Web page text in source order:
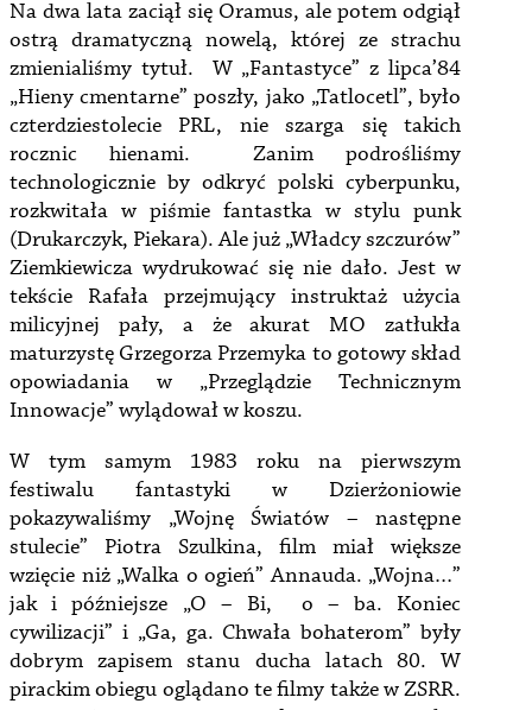
Na dwa lata zaciął się Oramus, ale potem odgiął
ostrą dramatyczną nowelą, której ze strachu
zmienialiśmy tytuł. W „Fantastyce” z lipca’84
„Hieny cmentarne” poszły, jako „Tatlocetl”, było
czterdziestolecie PRL, nie szarga się takich
rocznic hienami. Zanim podrośliśmy
technologicznie by odkryć polski cyberpunku,
rozkwitała w piśmie fantastka w stylu punk
(Drukarczyk, Piekara). Ale już „Władcy szczurów”
Ziemkiewicza wydrukować się nie dało. Jest w
tekście Rafała przejmujący instruktaż użycia
milicyjnej pały, a że akurat MO zatłukła
maturzystę Grzegorza Przemyka to gotowy skład
opowiadania w „Przeglądzie Technicznym
Innowacje” wylądował w koszu.
W tym samym 1983 roku na pierwszym
festiwalu fantastyki w Dzierżoniowie
pokazywaliśmy „Wojnę Światów – następne
stulecie” Piotra Szulkina, film miał większe
wzięcie niż „Walka o ogień” Annauda. „Wojna…”
jak i późniejsze „O – Bi, o – ba. Koniec
cywilizacji” i „Ga, ga. Chwała bohaterom” były
dobrym zapisem stanu ducha latach 80. W
pirackim obiegu oglądano te filmy także w ZSRR.